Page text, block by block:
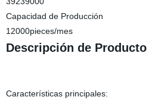
Capacidad de Producción
12000pieces/mes
Descripción de Producto
Características principales: